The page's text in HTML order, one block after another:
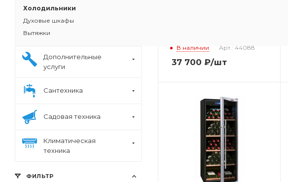
В наличии Арт.: 44088
37 700 ₽/шт
Холодильники
Духовые шкафы
Вытяжки
Дополнительные
услуги
Сантехника
Садовая техника
Климатическая
техника
ФИЛЬТР